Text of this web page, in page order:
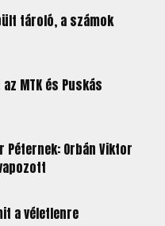
tároló, a számok
MTK és Puskás
Péternek: Orbán Viktor
a véletlenre